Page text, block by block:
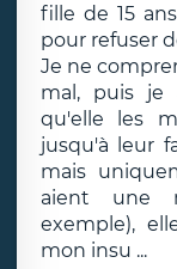
fille de 15
pour refuser
Je ne
mal, puis je
qu'elle les
jusqu'à leur
mais
aient une
exemple),
mon insu ...